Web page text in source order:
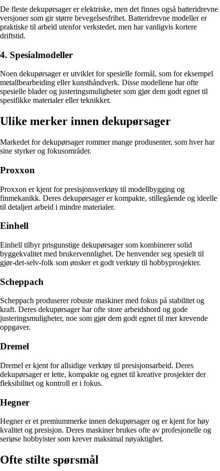
De fleste dekupørsager er elektriske, men det finnes også batteridrevne
versjoner som gir større bevegelsesfrihet. Batteridrevne modeller er
praktiske til arbeid utenfor verkstedet, men har vanligvis kortere
driftstid.
4. Spesialmodeller
Noen dekupørsager er utviklet for spesielle formål, som for eksempel
metallbearbeiding eller kunsthåndverk. Disse modellene har ofte
spesielle blader og justeringsmuligheter som gjør dem godt egnet til
spesifikke materialer eller teknikker.
Ulike merker innen dekupørsager
Markedet for dekupørsager rommer mange produsenter, som hver har
sine styrker og fokusområder.
Proxxon
Proxxon er kjent for presisjonsverktøy til modellbygging og
finmekanikk. Deres dekupørsager er kompakte, stillegående og ideelle
til detaljert arbeid i mindre materialer.
Einhell
Einhell tilbyr prisgunstige dekupørsager som kombinerer solid
byggekvalitet med brukervennlighet. De henvender seg spesielt til
gjør-det-selv-folk som ønsker et godt verktøy til hobbyprosjekter.
Scheppach
Scheppach produserer robuste maskiner med fokus på stabilitet og
kraft. Deres dekupørsager har ofte store arbeidsbord og gode
justeringsmuligheter, noe som gjør dem godt egnet til mer krevende
oppgaver.
Dremel
Dremel er kjent for allsidige verktøy til presisjonsarbeid. Deres
dekupørsager er lette, kompakte og egnet til kreative prosjekter der
fleksibilitet og kontroll er i fokus.
Hegner
Hegner er et premiummerke innen dekupørsager og er kjent for høy
kvalitet og presisjon. Deres maskiner brukes ofte av profesjonelle og
seriøse hobbyister som krever maksimal nøyaktighet.
Ofte stilte spørsmål